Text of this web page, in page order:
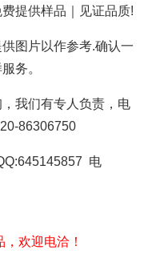
提供样品｜见证品质!
图片以作参考.确认一
务。
我们有专人负责，电
86306750
电
欢迎电洽！